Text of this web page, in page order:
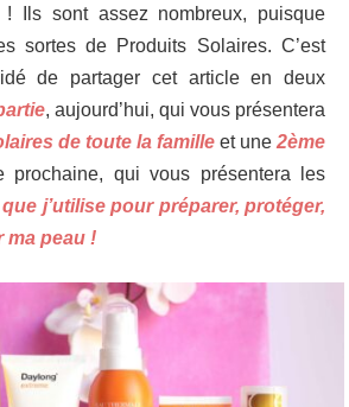
Ils sont assez nombreux, puisque
sortes de Produits Solaires. C’est
de partager cet article en deux
, aujourd’hui, qui vous présentera
de toute la famille et une 2ème
prochaine, qui vous présentera les
j’utilise pour préparer, protéger,
ma peau !